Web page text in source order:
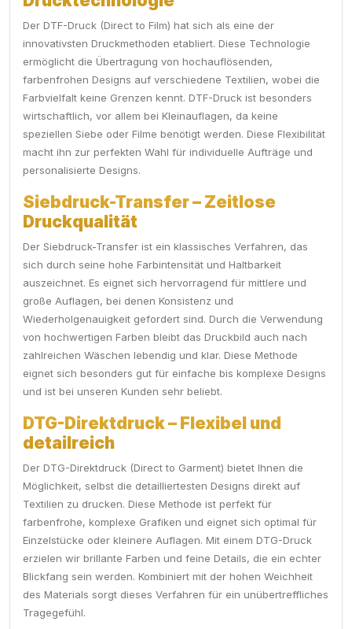
Der DTF-Druck (Direct to Film) hat sich als eine der
innovativsten Druckmethoden etabliert. Diese Technologie
ermöglicht die Übertragung von hochauflösenden,
farbenfrohen Designs auf verschiedene Textilien, wobei die
Farbvielfalt keine Grenzen kennt. DTF-Druck ist besonders
wirtschaftlich, vor allem bei Kleinauflagen, da keine
speziellen Siebe oder Filme benötigt werden. Diese Flexibilität
macht ihn zur perfekten Wahl für individuelle Aufträge und
personalisierte Designs.
Siebdruck-Transfer – Zeitlose
Druckqualität
Der Siebdruck-Transfer ist ein klassisches Verfahren, das
sich durch seine hohe Farbintensität und Haltbarkeit
auszeichnet. Es eignet sich hervorragend für mittlere und
große Auflagen, bei denen Konsistenz und
Wiederholgenauigkeit gefordert sind. Durch die Verwendung
von hochwertigen Farben bleibt das Druckbild auch nach
zahlreichen Wäschen lebendig und klar. Diese Methode
eignet sich besonders gut für einfache bis komplexe Designs
und ist bei unseren Kunden sehr beliebt.
DTG-Direktdruck – Flexibel und
detailreich
Der DTG-Direktdruck (Direct to Garment) bietet Ihnen die
Möglichkeit, selbst die detailliertesten Designs direkt auf
Textilien zu drucken. Diese Methode ist perfekt für
farbenfrohe, komplexe Grafiken und eignet sich optimal für
Einzelstücke oder kleinere Auflagen. Mit einem DTG-Druck
erzielen wir brillante Farben und feine Details, die ein echter
Blickfang sein werden. Kombiniert mit der hohen Weichheit
des Materials sorgt dieses Verfahren für ein unübertreffliches
Tragegefühl.